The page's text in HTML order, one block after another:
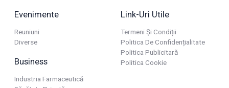
Evenimente
Reuniuni
Diverse
Business
Industria Farmaceutică
Link-Uri Utile
Termeni Și Condiții
Politica De Confidențialitate
Politica Publicitară
Politica Cookie